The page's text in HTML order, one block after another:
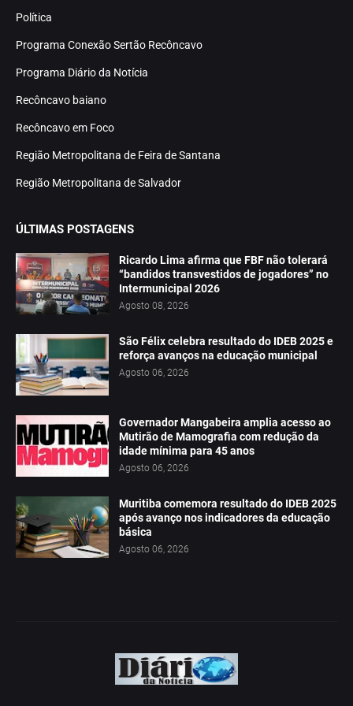
Política
Programa Conexão Sertão Recôncavo
Programa Diário da Notícia
Recôncavo baiano
Recôncavo em Foco
Região Metropolitana de Feira de Santana
Região Metropolitana de Salvador
ÚLTIMAS POSTAGENS
Ricardo Lima afirma que FBF não tolerará
“bandidos transvestidos de jogadores” no
Intermunicipal 2026
Agosto 08, 2026
São Félix celebra resultado do IDEB 2025 e
reforça avanços na educação municipal
Agosto 06, 2026
Governador Mangabeira amplia acesso ao
Mutirão de Mamografia com redução da
idade mínima para 45 anos
Agosto 06, 2026
Muritiba comemora resultado do IDEB 2025
após avanço nos indicadores da educação
básica
Agosto 06, 2026